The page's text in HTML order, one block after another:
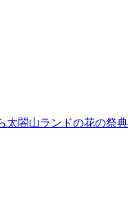
太閤山ランドの花の祭